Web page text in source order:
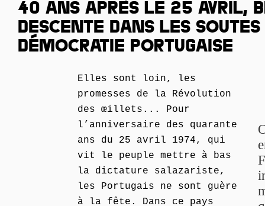
40 ANS APRÈS LE 25 AVRIL,
DESCENTE DANS LES
DÉMOCRATIE PORTUGAISE
Elles sont loin, les
promesses de la Révolution
des œillets... Pour
l’anniversaire des quarante
ans du 25 avril 1974, qui
vit le peuple mettre à bas
la dictature salazariste,
les Portugais ne sont guère
à la fête. Dans ce pays